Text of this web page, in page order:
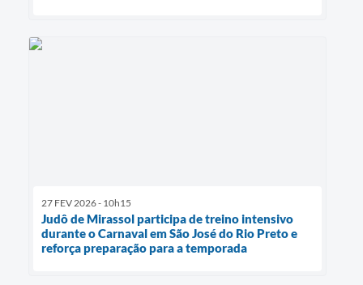
27 FEV 2026 - 10h15
Judô de Mirassol participa de treino intensivo
durante o Carnaval em São José do Rio Preto e
reforça preparação para a temporada